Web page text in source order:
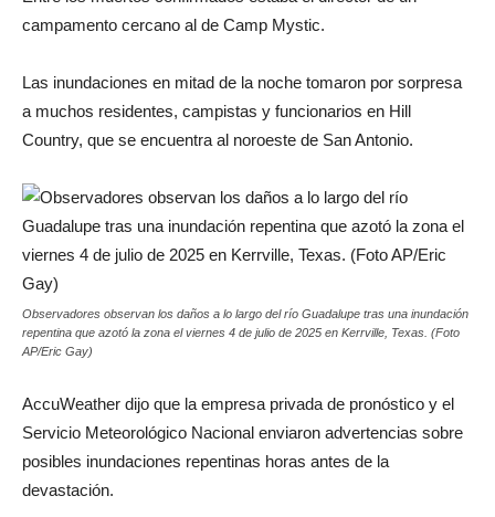
campamento cercano al de Camp Mystic.
Las inundaciones en mitad de la noche tomaron por sorpresa
a muchos residentes, campistas y funcionarios en Hill
Country, que se encuentra al noroeste de San Antonio.
Observadores observan los daños a lo largo del río Guadalupe tras una inundación
repentina que azotó la zona el viernes 4 de julio de 2025 en Kerrville, Texas. (Foto
AP/Eric Gay)
AccuWeather dijo que la empresa privada de pronóstico y el
Servicio Meteorológico Nacional enviaron advertencias sobre
posibles inundaciones repentinas horas antes de la
devastación.